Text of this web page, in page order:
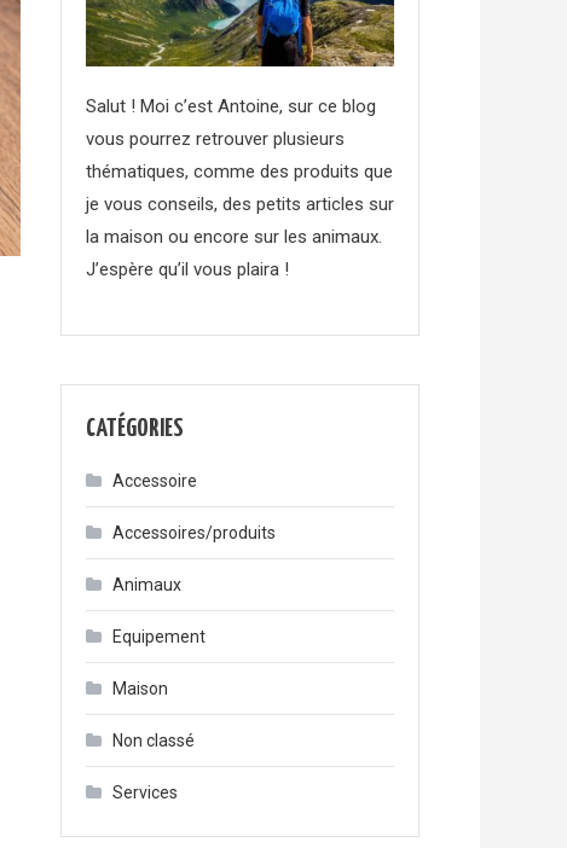
Salut ! Moi c’est Antoine, sur ce blog
vous pourrez retrouver plusieurs
thématiques, comme des produits que
je vous conseils, des petits articles sur
la maison ou encore sur les animaux.
J’espère qu’il vous plaira !
CATÉGORIES
Accessoire
Accessoires/produits
Animaux
Equipement
Maison
Non classé
Services